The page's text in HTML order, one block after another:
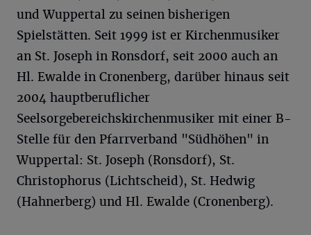
und Wuppertal zu seinen bisherigen
Spielstätten. Seit 1999 ist er Kirchenmusiker
an St. Joseph in Ronsdorf, seit 2000 auch an
Hl. Ewalde in Cronenberg, darüber hinaus seit
2004 hauptberuflicher
Seelsorgebereichskirchenmusiker mit einer B-
Stelle für den Pfarrverband "Südhöhen" in
Wuppertal: St. Joseph (Ronsdorf), St.
Christophorus (Lichtscheid), St. Hedwig
(Hahnerberg) und Hl. Ewalde (Cronenberg).